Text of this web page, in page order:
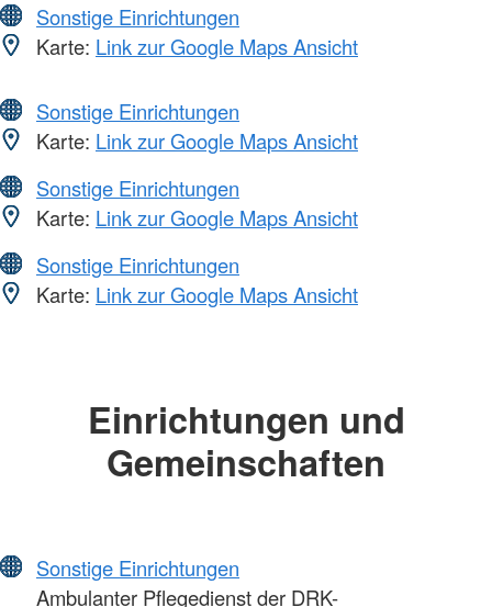
Sonstige Einrichtungen
Karte: Link zur Google Maps Ansicht
Sonstige Einrichtungen
Karte: Link zur Google Maps Ansicht
Sonstige Einrichtungen
Karte: Link zur Google Maps Ansicht
Sonstige Einrichtungen
Karte: Link zur Google Maps Ansicht
Einrichtungen und
Gemeinschaften
Sonstige Einrichtungen
Ambulanter Pflegedienst der DRK-